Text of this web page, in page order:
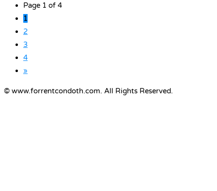
Page 1 of 4
1
2
3
4
»
© www.forrentcondoth.com. All Rights Reserved.